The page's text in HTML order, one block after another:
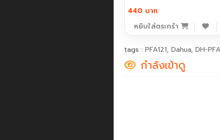
440 บาท
หยิบใส่ตระกร้า
tags :PFA121,Dahua,DH-
กำลังเข้าดู